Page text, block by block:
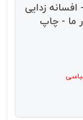
زدایی
ما - چاپ